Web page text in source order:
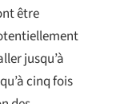
être
jusqu’à
cinq fois